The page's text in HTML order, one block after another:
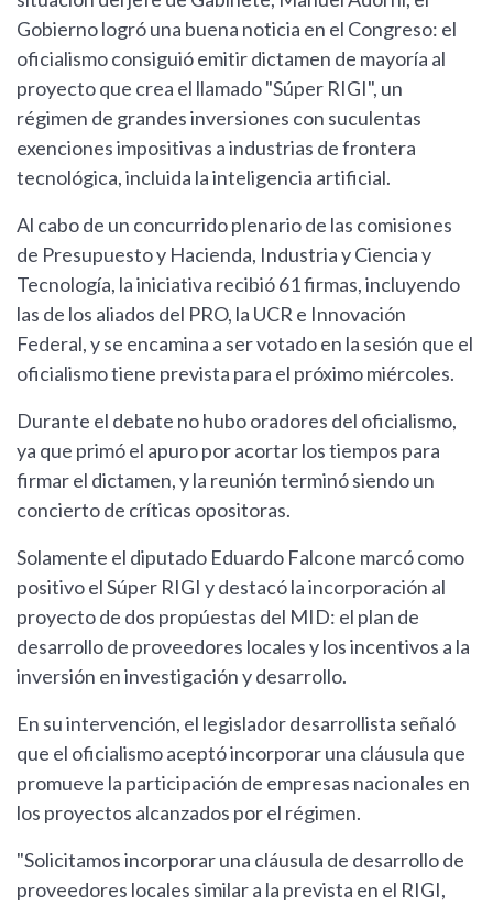
Gobierno logró una buena noticia en el Congreso: el
oficialismo consiguió emitir dictamen de mayoría al
proyecto que crea el llamado "Súper RIGI", un
régimen de grandes inversiones con suculentas
exenciones impositivas a industrias de frontera
tecnológica, incluida la inteligencia artificial.
Al cabo de un concurrido plenario de las comisiones
de Presupuesto y Hacienda, Industria y Ciencia y
Tecnología, la iniciativa recibió 61 firmas, incluyendo
las de los aliados del PRO, la UCR e Innovación
Federal, y se encamina a ser votado en la sesión que el
oficialismo tiene prevista para el próximo miércoles.
Durante el debate no hubo oradores del oficialismo,
ya que primó el apuro por acortar los tiempos para
firmar el dictamen, y la reunión terminó siendo un
concierto de críticas opositoras.
Solamente el diputado Eduardo Falcone marcó como
positivo el Súper RIGI y destacó la incorporación al
proyecto de dos propúestas del MID: el plan de
desarrollo de proveedores locales y los incentivos a la
inversión en investigación y desarrollo.
En su intervención, el legislador desarrollista señaló
que el oficialismo aceptó incorporar una cláusula que
promueve la participación de empresas nacionales en
los proyectos alcanzados por el régimen.
"Solicitamos incorporar una cláusula de desarrollo de
proveedores locales similar a la prevista en el RIGI,